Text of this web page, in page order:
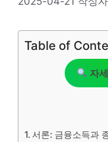
Table of
자
서론: 금융소득과